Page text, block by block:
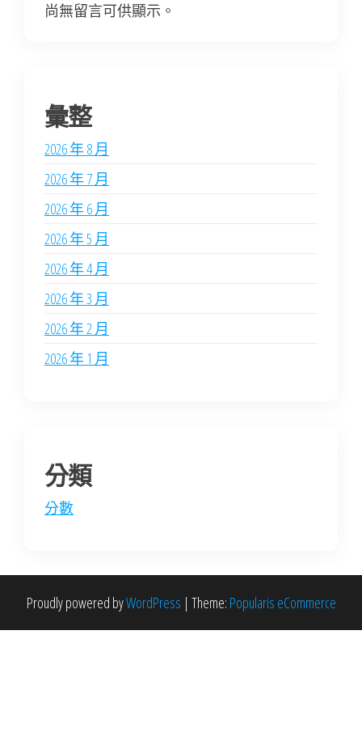
尚無留言可供顯示。
彙整
2026 年 8 月
2026 年 7 月
2026 年 6 月
2026 年 5 月
2026 年 4 月
2026 年 3 月
2026 年 2 月
2026 年 1 月
分類
分數
Proudly powered byWordPress | Theme: Popularis eCommerce